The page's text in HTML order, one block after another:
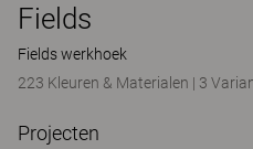
Fields
Fields werkhoek
223 Kleuren & Materialen | 3
Projecten